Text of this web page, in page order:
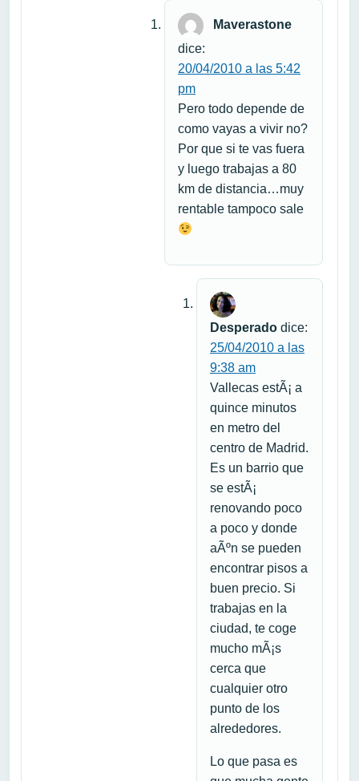
Maverastone
dice:
20/04/2010 a las 5:42
pm
Pero todo depende de
como vayas a vivir no?
Por que si te vas fuera
y luego trabajas a 80
km de distancia…muy
rentable tampoco sale
Desperado dice:
25/04/2010 a las
9:38 am
Vallecas estÃ¡ a
quince minutos
en metro del
centro de Madrid.
Es un barrio que
se estÃ¡
renovando poco
a poco y donde
aÃºn se pueden
encontrar pisos a
buen precio. Si
trabajas en la
ciudad, te coge
mucho mÃ¡s
cerca que
cualquier otro
punto de los
alrededores.
Lo que pasa es